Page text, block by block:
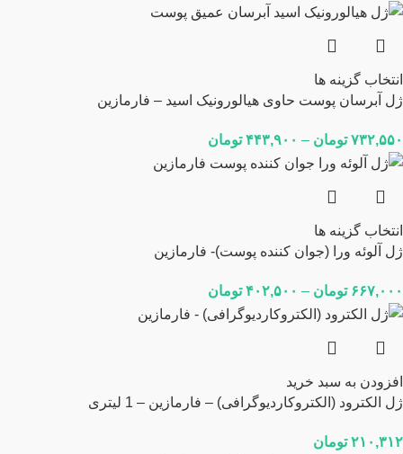
انتخاب گزینه ها
ژل آبرسان پوست حاوی هیالورونیک اسید – فارمازین
۷۳۲,۵۵۰ تومان – ۴۴۳,۹۰۰ تومان
انتخاب گزینه ها
ژل آلوئه ورا (جوان کننده پوست)- فارمازین
۶۶۷,۰۰۰ تومان – ۴۰۲,۵۰۰ تومان
افزودن به سبد خرید
ژل الکترود (الکتروکاردیوگرافی) – فارمازین – 1 لیتری
۲۱۰,۳۱۲ تومان